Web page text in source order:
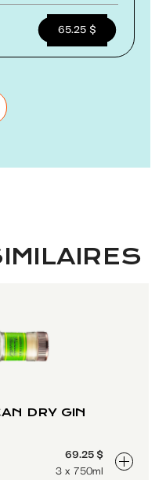
65.25 $
DRY GIN
69.25 $
3 x 750ml